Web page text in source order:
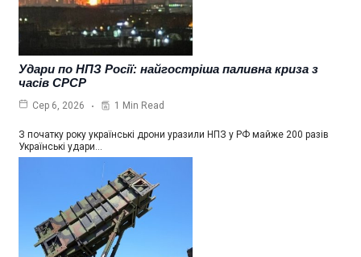
Удари по НПЗ Росії: найгостріша паливна криза з
часів СРСР
Сер 6, 2026 1 Min Read
З початку року українські дрони уразили НПЗ у РФ майже 200 разів
Українські удари…